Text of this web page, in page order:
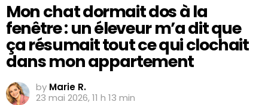
Mon chat dormait dos à la
fenêtre : un éleveur m’a dit que
ça résumait tout ce qui clochait
dans mon appartement
by Marie R.
23 mai 2026, 11 h 13 min